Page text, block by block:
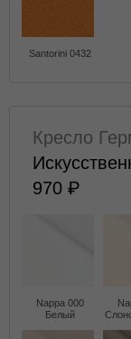
Santorini 0432
Кресло
970
Nappa 000
Белый